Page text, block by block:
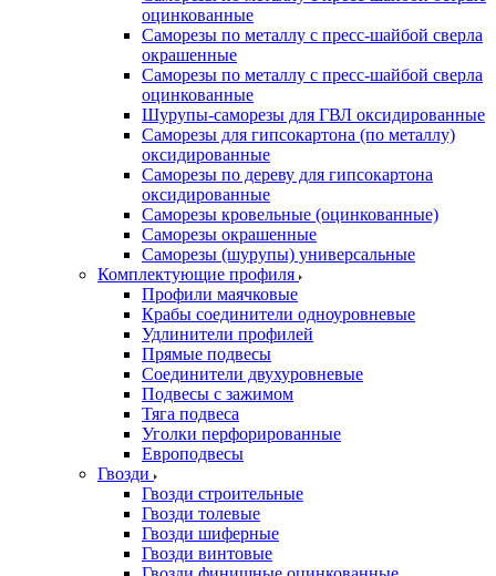
оцинкованные
Саморезы по металлу с пресс-шайбой сверла
окрашенные
Саморезы по металлу с пресс-шайбой сверла
оцинкованные
Шурупы-саморезы для ГВЛ оксидированные
Саморезы для гипсокартона (по металлу)
оксидированные
Саморезы по дереву для гипсокартона
оксидированные
Саморезы кровельные (оцинкованные)
Саморезы окрашенные
Саморезы (шурупы) универсальные
Комплектующие профиля
Профили маячковые
Крабы соединители одноуровневые
Удлинители профилей
Прямые подвесы
Соединители двухуровневые
Подвесы с зажимом
Тяга подвеса
Уголки перфорированные
Европодвесы
Гвозди
Гвозди строительные
Гвозди толевые
Гвозди шиферные
Гвозди винтовые